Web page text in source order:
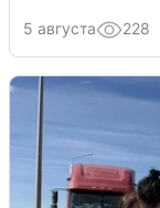
5 августа 228